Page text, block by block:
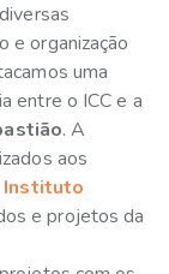
e organização
uma
entre o ICC e a
. A
aos
Instituto
e projetos da